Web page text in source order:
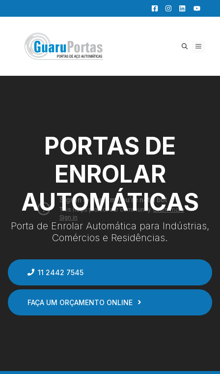
para
conteúdo
MENU
PORTAS DE
ENROLAR
AUTOMÁTICAS
Porta de Enrolar Automática para Indústrias,
Comércios e Residências.
11 2442 7545
FAÇA UM ORÇAMENTO ONLINE